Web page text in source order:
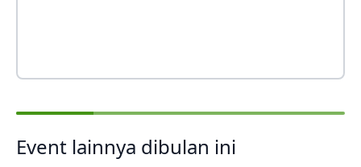
Event lainnya dibulan ini